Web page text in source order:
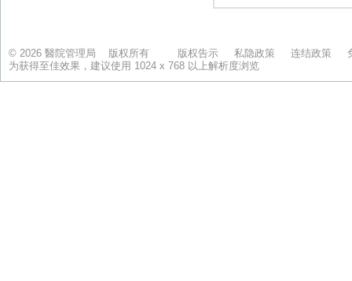
© 2026 醫院管理局 版权所有 版权告示 私隐政策 连结政策
为获得至佳效果，建议使用 1024 x 768 以上解析度浏览